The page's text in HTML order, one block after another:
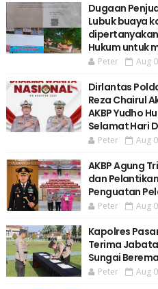
Dugaan
Lubuk buaya
Hukum untuk
Peter Aug
Dirlantas
Reza Chairul
AKBP Yudho
Selamat Hari
Peter Aug
AKBP Agung
dan
Penguatan
Peter Aug
Kapolres
Terima
Sungai
Peter Aug